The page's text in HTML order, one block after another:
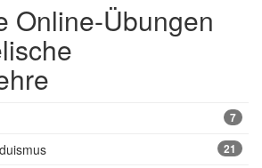
Online-Übungen
7
21